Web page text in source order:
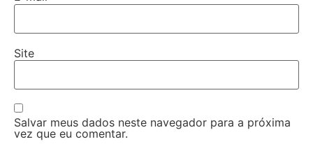
Site
Salvar meus dados neste navegador para a próxima
vez que eu comentar.